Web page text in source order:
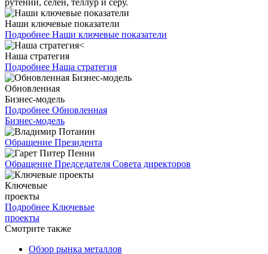
Наши ключевые показатели
Подробнее Наши ключевые показатели
Наша стратегия
Подробнее Наша стратегия
Обновленная
Бизнес-модель
Подробнее Обновленная
Бизнес-модель
Обращение Президента
Обращение Председателя Совета директоров
Ключевые
проекты
Подробнее Ключевые
проекты
Смотрите также
Обзор рынка металлов